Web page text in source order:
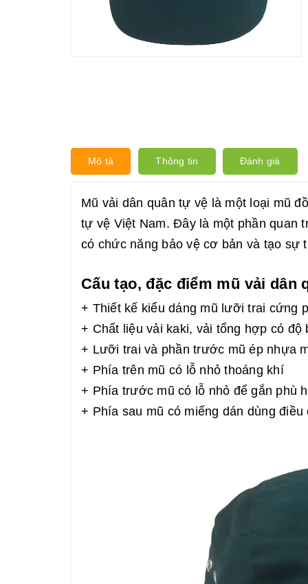
Mô tả Thông tin Đánh giá
Mũ vải dân quân tự vệ là một loại mũ
tự vệ Việt Nam. Đây là một phần quan
có chức năng bảo vệ cơ bản và tạo sự
Cấu tạo, đặc điểm mũ vải dân
+ Thiết kế kiểu dáng mũ lưỡi trai cứng
+ Chất liệu vải kaki, vải tổng hợp có độ
+ Lưỡi trai và phần trước mũ ép nhựa
+ Phía trên mũ có lỗ nhỏ thoáng khí
+ Phía trước mũ có lỗ nhỏ để gắn phù
+ Phía sau mũ có miếng dán dùng